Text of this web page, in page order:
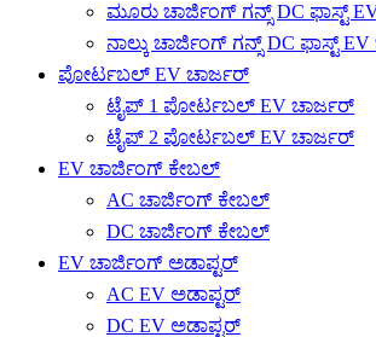
ಮೂರು ಚಾರ್ಜಿಂಗ್ ಗನ್ಸ್ DC ಫಾಸ್ಟ್
ನಾಲ್ಕು ಚಾರ್ಜಿಂಗ್ ಗನ್ಸ್ DC ಫಾಸ್ಟ್
ಪೋರ್ಟಬಲ್ EV ಚಾರ್ಜರ್
ಟೈಪ್ 1 ಪೋರ್ಟಬಲ್ EV ಚಾರ್ಜರ್
ಟೈಪ್ 2 ಪೋರ್ಟಬಲ್ EV ಚಾರ್ಜರ್
EV ಚಾರ್ಜಿಂಗ್ ಕೇಬಲ್
AC ಚಾರ್ಜಿಂಗ್ ಕೇಬಲ್
DC ಚಾರ್ಜಿಂಗ್ ಕೇಬಲ್
EV ಚಾರ್ಜಿಂಗ್ ಅಡಾಪ್ಟರ್
AC EV ಅಡಾಪ್ಟರ್
DC EV ಅಡಾಪ್ಟರ್